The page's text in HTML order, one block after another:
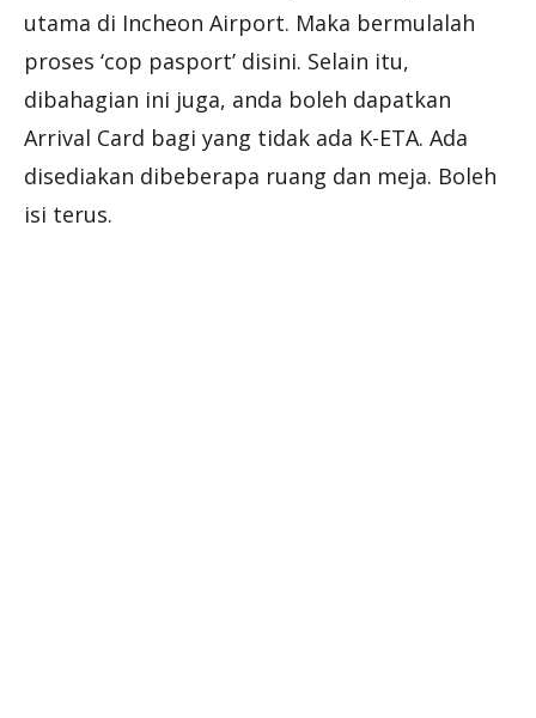
utama di Incheon Airport. Maka bermulalah
proses ‘cop pasport’ disini. Selain itu,
dibahagian ini juga, anda boleh dapatkan
Arrival Card bagi yang tidak ada K-ETA. Ada
disediakan dibeberapa ruang dan meja. Boleh
isi terus.